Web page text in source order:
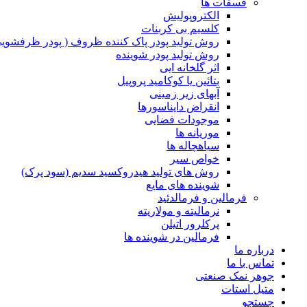
فسفات ها
الکتروپولیش
کلسیم بی کربنات
روش تولید پودر پاک کننده ظروف ( پودر
روش تولید پودر شوینده
اثر گلخانه ایی
بتائین یا کوکامید پروپیل
آبهای زیر زمینی
انقراض دایناسورها
موجودات فضایی
موریانه ها
سیاهچاله ها
خواص سیر
روش های تولید هیدروکسید سدیم (سود پرک)
شوینده های مایع
فرمالین و فرمالدئید
نرمالیته و مولاریته
پرکلرور اتیلن
فرمالین در شوینده ها
درباره ما
تماس با ما
جوهر نمک صنعتی
متیل استات
جستجو